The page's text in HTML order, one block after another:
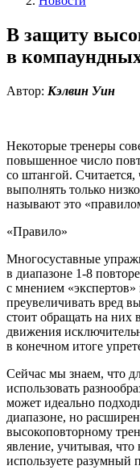
В защиту
в
Автор: Кэлвин Уин
Некоторые тренеры
повышенное число
со штангой.
выполнять только
называют это
«Правило»
Многосуставные
в диапазоне 1-8
с мнением
преувеличивать вред
стоит обращать на
движения
в конечном итоге
Сейчас мы знаем, что
использовать
может идеально
диапазоне, но
высокоповторному
явление, учитывая, что
используете разумный